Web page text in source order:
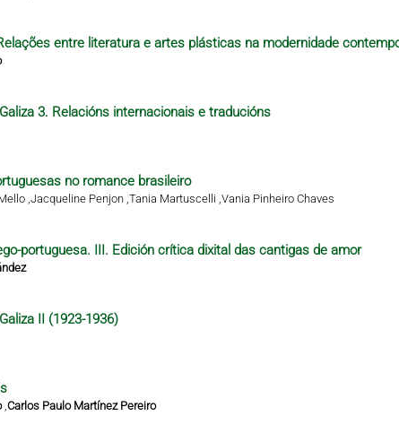
entre literatura e artes plásticas na modernidade
3. Relacións internacionais e traducións
no romance brasileiro
,Jacqueline Penjon ,Tania Martuscelli ,Vania Pinheiro Chaves
portuguesa. III. Edición crítica dixital das cantigas de amor
II (1923-1936)
,Carlos Paulo Martínez Pereiro